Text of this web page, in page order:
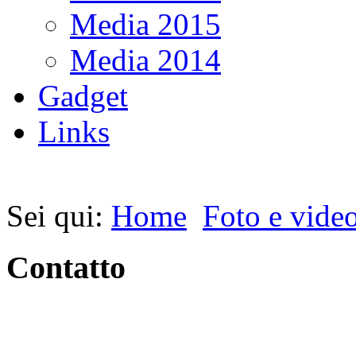
Media 2015
Media 2014
Gadget
Links
Sei qui: Home Foto e
Contatto